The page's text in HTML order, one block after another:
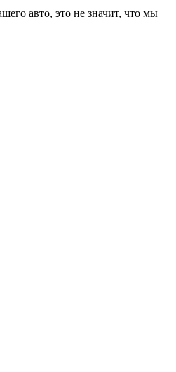
авто, это не значит, что мы